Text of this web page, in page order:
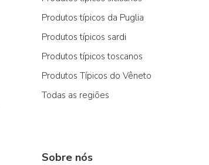
Produtos típicos da Puglia
Produtos típicos sardi
Produtos típicos toscanos
Produtos Típicos do Vêneto
Todas as regiões
Sobre nós